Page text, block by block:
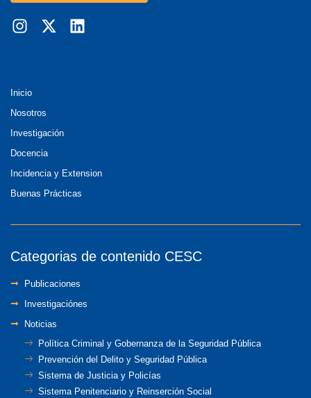
Inicio
Nosotros
Investigación
Docencia
Incidencia y Extension
Buenas Prácticas
Categorias de contenido CESC
Publicaciones
Investigaciónes
Noticias
Política Criminal y Gobernanza de la Seguridad Pública
Prevención del Delito y Seguridad Pública
Sistema de Justicia y Policías
Sistema Penitenciario y Reinserción Social